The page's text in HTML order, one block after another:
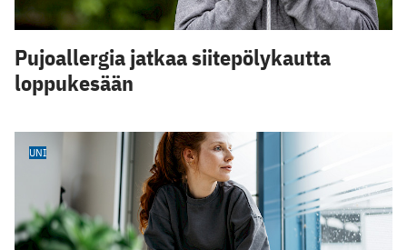
Pujoallergia jatkaa siitepölykautta
loppukesään
UNI